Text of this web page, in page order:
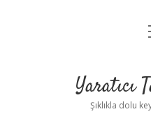
Yaratıcı
Şıklıkla dolu